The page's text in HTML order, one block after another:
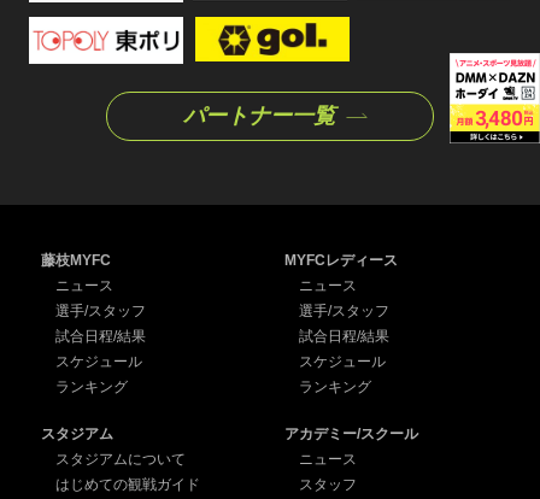
パートナー一覧
藤枝MYFC
ニュース
選手/スタッフ
試合日程/結果
スケジュール
ランキング
MYFCレディース
ニュース
選手/スタッフ
試合日程/結果
スケジュール
ランキング
スタジアム
スタジアムについて
はじめての観戦ガイド
アカデミー/スクール
ニュース
スタッフ